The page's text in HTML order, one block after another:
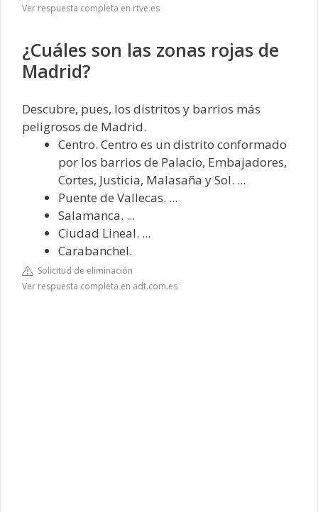
Ver respuesta completa en rtve.es
¿Cuáles son las zonas rojas de
Madrid?
Descubre, pues, los distritos y barrios más
peligrosos de Madrid.
Centro. Centro es un distrito conformado
por los barrios de Palacio, Embajadores,
Cortes, Justicia, Malasaña y Sol. ...
Puente de Vallecas. ...
Salamanca. ...
Ciudad Lineal. ...
Carabanchel.
Solicitud de eliminación
Ver respuesta completa en adt.com.es